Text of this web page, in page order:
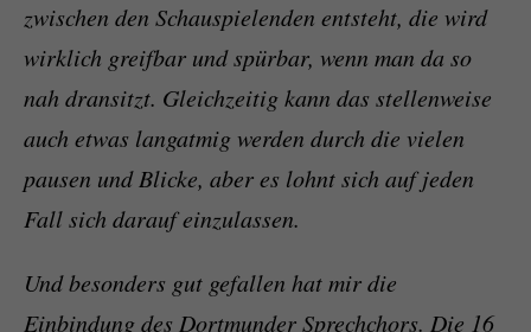
zwischen den Schauspielenden entsteht, die wird
wirklich greifbar und spürbar, wenn man da so
nah dransitzt. Gleichzeitig kann das stellenweise
auch etwas langatmig werden durch die vielen
pausen und Blicke, aber es lohnt sich auf jeden
Fall sich darauf einzulassen.
Und besonders gut gefallen hat mir die
Einbindung des Dortmunder Sprechchors. Die 16